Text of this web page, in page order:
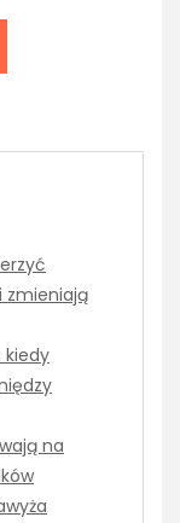
zmieniają
kiedy
na